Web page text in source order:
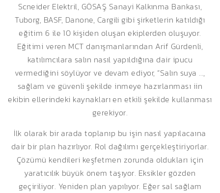
Scneider Elektril, GÖSAŞ Sanayi Kalkınma Bankası,
Tuborg, BASF, Danone, Cargili gibi şirketlerin katıldığı
eğitim 6 ile 10 kişiden oluşan ekiplerden oluşuyor.
Eğitimi veren MCT danışmanlarından Arif Gürdenli,
katılımcılara salın nasıl yapıldığına dair ipucu
vermediğini söylüyor ve devam ediyor, “Salın suya …,
sağlam ve güvenli şekilde inmeye hazırlanması iin
ekibin ellerindeki kaynakları en etkili şekilde kullanması
gerekiyor.
İlk olarak bir arada toplanıp bu işin nasıl yapılacaına
dair bir plan hazırlıyor. Rol dağılımı gerçekleştiriyorlar.
Çözümü kendileri keşfetmen zorunda oldukları için
yaratıcılık büyük önem taşıyor. Eksikler gözden
geçiriliyor. Yeniden plan yapılıyor. Eğer sal sağlam